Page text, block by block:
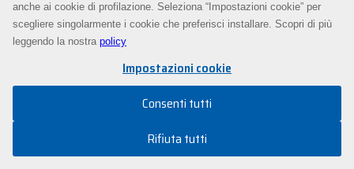
anche ai cookie di profilazione. Seleziona “Impostazioni cookie” per
scegliere singolarmente i cookie che preferisci installare. Scopri di più
leggendo la nostra policy
Impostazioni cookie
Consenti tutti
Rifiuta tutti